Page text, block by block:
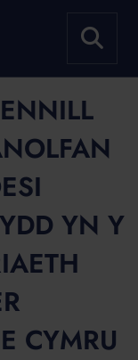
YN Y
CYMRU